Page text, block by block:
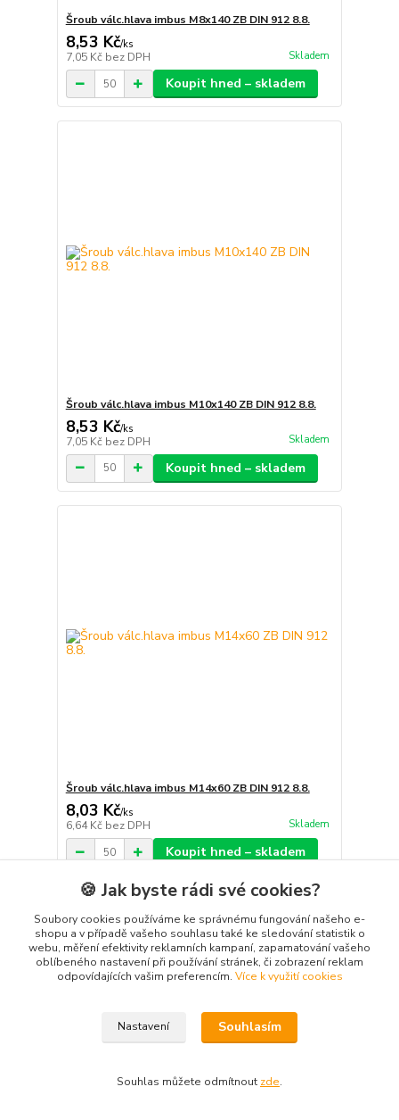
Šroub válc.hlava imbus M8x140 ZB DIN 912 8.8.
8,53 Kč/ks
7,05 Kč bez DPH Skladem
Koupit hned – skladem
Šroub válc.hlava imbus M10x140 ZB DIN 912 8.8.
8,53 Kč/ks
7,05 Kč bez DPH Skladem
Koupit hned – skladem
Šroub válc.hlava imbus M14x60 ZB DIN 912 8.8.
8,03 Kč/ks
6,64 Kč bez DPH Skladem
Koupit hned – skladem
🍪 Jak byste rádi své cookies?
Soubory cookies používáme ke správnému fungování našeho e-
shopu a v případě vašeho souhlasu také ke sledování statistik o
webu, měření efektivity reklamních kampaní, zapamatování vašeho
oblíbeného nastavení při používání stránek, či zobrazení reklam
odpovídajících vašim preferencím. Více k využití cookies
Nastavení Souhlasím
Souhlas můžete odmítnout zde.